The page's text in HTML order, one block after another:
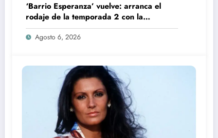
‘Barrio Esperanza’ vuelve: arranca el
rodaje de la temporada 2 con la
incorporación de María Castro
Agosto 6, 2026